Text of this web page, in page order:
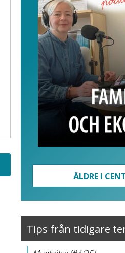
ÄLDRE I
Tips från tidigare